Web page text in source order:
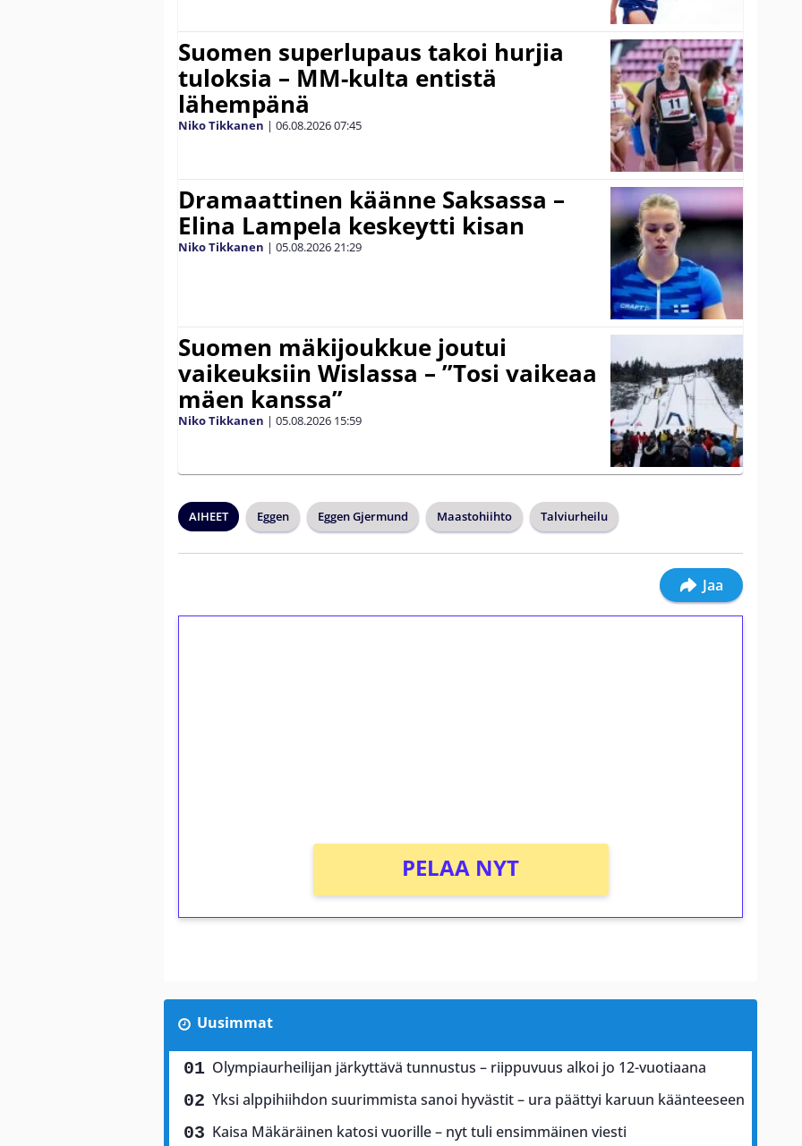
Suomen superlupaus takoi hurjia
tuloksia – MM-kulta entistä
lähempänä
Niko Tikkanen | 06.08.202607:45
Dramaattinen käänne Saksassa –
Elina Lampela keskeytti kisan
Niko Tikkanen | 05.08.202621:29
Suomen mäkijoukkue joutui
vaikeuksiin Wislassa – ”Tosi vaikeaa
mäen kanssa”
Niko Tikkanen | 05.08.2026 15:59
AIHEET Eggen Eggen Gjermund Maastohiihto Talviurheilu
Jaa
PELAA NYT
Uusimmat
Olympiaurheilijan järkyttävä tunnustus – riippuvuus alkoi jo 12-vuotiaana
Yksi alppihiihdon suurimmista sanoi hyvästit – ura päättyi karuun käänteeseen
Kaisa Mäkäräinen katosi vuorille – nyt tuli ensimmäinen viesti